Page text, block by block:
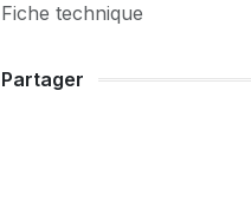
Fiche technique
Partager